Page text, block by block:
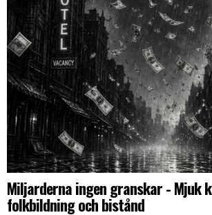
Miljarderna ingen granskar - Mjuk
folkbildning och bistånd